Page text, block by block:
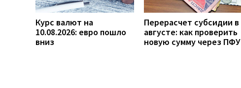
Курс валют на
10.08.2026: евро пошло
вниз
Перерасчет субсидии в
августе: как проверить
новую сумму через ПФУ